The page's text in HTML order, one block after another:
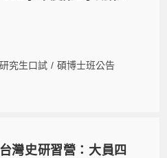
研究生口試 / 碩博士班公告
灣史研習營：大員四